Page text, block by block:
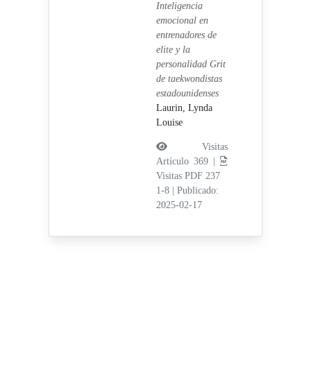
Inteligencia
emocional en
entrenadores de
elite y la
personalidad Grit
de taekwondistas
estadounidenses
Laurin, Lynda
Louise
Visitas
Artículo 369 |
Visitas PDF 237
1-8
Publicado:
2025-02-17